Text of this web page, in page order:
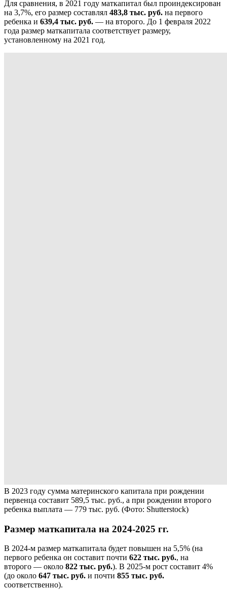
Для сравнения, в 2021 году маткапитал был проиндексирован
на 3,7%, его размер составлял 483,8 тыс. руб. на первого
ребенка и 639,4 тыс. руб. — на второго. До 1 февраля 2022
года размер маткапитала соответствует размеру,
установленному на 2021 год.
В 2023 году сумма материнского капитала при рождении
первенца составит 589,5 тыс. руб., а при рождении второго
ребенка выплата — 779 тыс. руб. (Фото: Shutterstock)
Размер маткапитала на 2024-2025 гг.
В 2024-м размер маткапитала будет повышен на 5,5% (на
первого ребенка он составит почти 622 тыс. руб., на
второго — около 822 тыс. руб.). В 2025-м рост составит 4%
(до около 647 тыс. руб. и почти 855 тыс. руб.
соответственно).